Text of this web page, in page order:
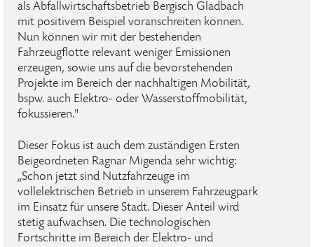
als Abfallwirtschaftsbetrieb Bergisch Gladbach
mit positivem Beispiel voranschreiten können.
Nun können wir mit der bestehenden
Fahrzeugflotte relevant weniger Emissionen
erzeugen, sowie uns auf die bevorstehenden
Projekte im Bereich der nachhaltigen Mobilität,
bspw. auch Elektro- oder Wasserstoffmobilität,
fokussieren."
Dieser Fokus ist auch dem zuständigen Ersten
Beigeordneten Ragnar Migenda sehr wichtig:
„Schon jetzt sind Nutzfahrzeuge im
vollelektrischen Betrieb in unserem Fahrzeugpark
im Einsatz für unsere Stadt. Dieser Anteil wird
stetig aufwachsen. Die technologischen
Fortschritte im Bereich der Elektro- und